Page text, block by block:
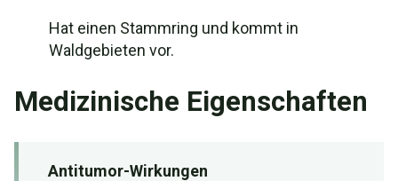
Hat einen Stammring und kommt in
Waldgebieten vor.
Medizinische Eigenschaften
Antitumor-Wirkungen